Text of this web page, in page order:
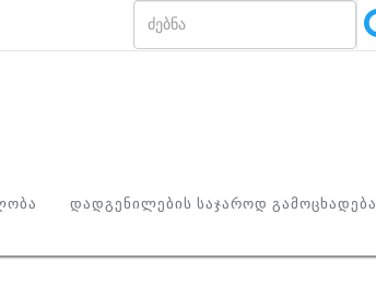
ᲓᲐᲓᲒᲔᲜᲘᲚᲔᲑᲘᲡ ᲡᲐᲯᲐᲠᲝᲓ ᲒᲐᲛᲝᲪᲮᲐᲓᲔᲑᲐ